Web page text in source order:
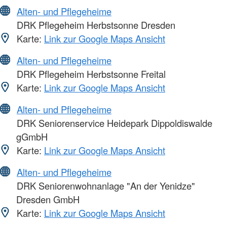
Alten- und Pflegeheime
DRK Pflegeheim Herbstsonne Dresden
Karte: Link zur Google Maps Ansicht
Alten- und Pflegeheime
DRK Pflegeheim Herbstsonne Freital
Karte: Link zur Google Maps Ansicht
Alten- und Pflegeheime
DRK Seniorenservice Heidepark Dippoldiswalde
gGmbH
Karte: Link zur Google Maps Ansicht
Alten- und Pflegeheime
DRK Seniorenwohnanlage "An der Yenidze"
Dresden GmbH
Karte: Link zur Google Maps Ansicht